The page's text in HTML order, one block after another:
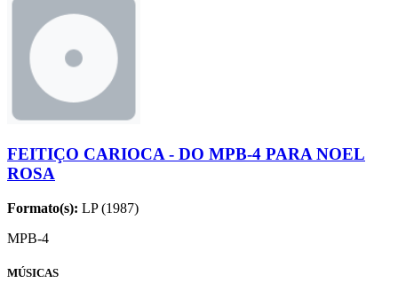
FEITIÇO CARIOCA - DO MPB-4 PARA NOEL
ROSA
Formato(s): LP (1987)
MPB-4
MÚSICAS